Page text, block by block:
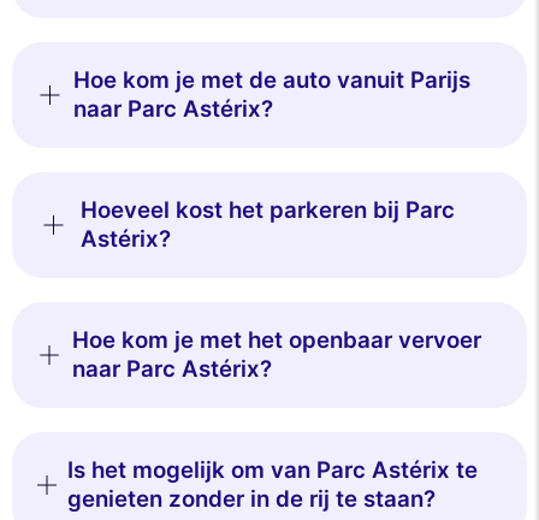
Hoe kom je met de auto vanuit Parijs
naar Parc Astérix?
Hoeveel kost het parkeren bij Parc
Astérix?
Hoe kom je met het openbaar vervoer
naar Parc Astérix?
Is het mogelijk om van Parc Astérix te
genieten zonder in de rij te staan?